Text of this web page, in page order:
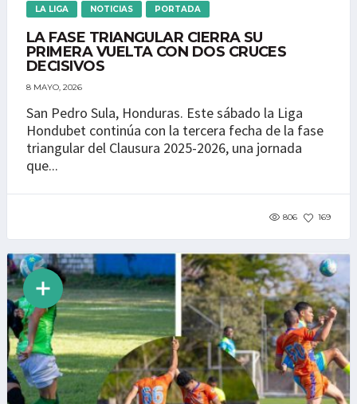
LA LIGA NOTICIAS PORTADA
LA FASE TRIANGULAR CIERRA SU
PRIMERA VUELTA CON DOS CRUCES
DECISIVOS
8 MAYO, 2026
San Pedro Sula, Honduras. Este sábado la Liga
Hondubet continúa con la tercera fecha de la fase
triangular del Clausura 2025-2026, una jornada
que...
806 169